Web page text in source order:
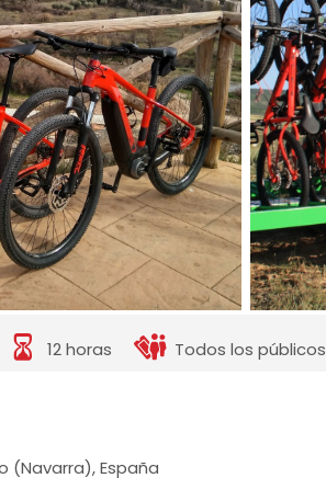
12 horas Todos los públicos
(Navarra), España